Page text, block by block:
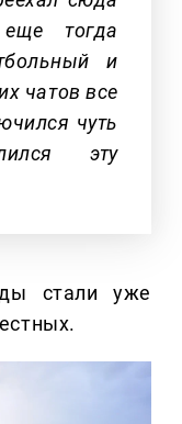
тогда
и
чатов все
чуть
эту
стали уже